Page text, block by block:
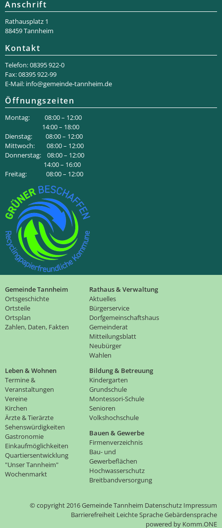
Anschrift
Rathaus­platz 1
88459 Tannheim
Kontakt
Telefon: 08395 922-0
Fax: 08395 922-99
E-Mail: info@gemeinde-tannheim.de
Öffnungszeiten
Montag: 08:00 – 12:00
14:00 – 18:00
Dienstag: 08:00 – 12:00
Mittwoch: 08:00 – 12:00
Donnerstag: 08:00 – 12:00
14:00 – 16:00
Freitag: 08:00 – 12:00
Gemeinde Tannheim
Ortsgeschichte
Ortsteile
Ortsplan
Zahlen, Daten, Fakten
Rathaus & Verwaltung
Aktuelles
Bürgerservice
Dorfgemeinschaftshaus
Gemeinderat
Mitteilungsblatt
Neubürger
Wahlen
Leben & Wohnen
Termine &
Veranstaltungen
Vereine
Kirchen
Ärzte & Tierärzte
Sehenswürdigkeiten
Gastronomie
Einkaufmöglichkeiten
Quartiersentwicklung
"Unser Tannheim"
Wochenmarkt
Bildung & Betreuung
Kindergarten
Grundschule
Montessori-Schule
Senioren
Volkshochschule
Bauen & Gewerbe
Firmenverzeichnis
Bau- und
Gewerbeflächen
Hochwasserschutz
Breitbandversorgung
© copyright 2016 Gemeinde Tannheim Datenschutz Impressum
Barrierefreiheit Leichte SpracheGebärdensprache
powered by Komm.ONE